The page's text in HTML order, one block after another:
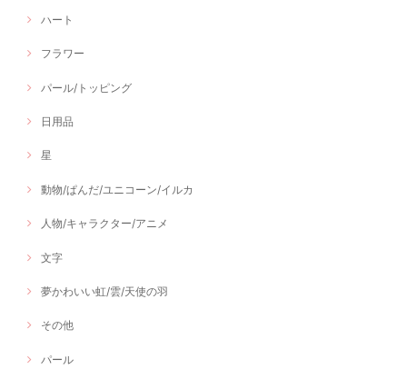
ハート
フラワー
パール/トッピング
日用品
星
動物/ぱんだ/ユニコーン/イルカ
人物/キャラクター/アニメ
文字
夢かわいい虹/雲/天使の羽
その他
パール